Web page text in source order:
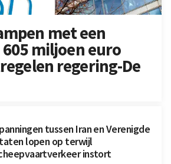
met een
miljoen euro
regering-De
tussen Iran en Verenigde
lopen op terwijl
instort